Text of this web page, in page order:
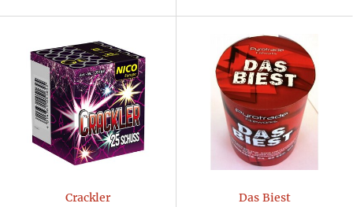
Crackler Das Biest